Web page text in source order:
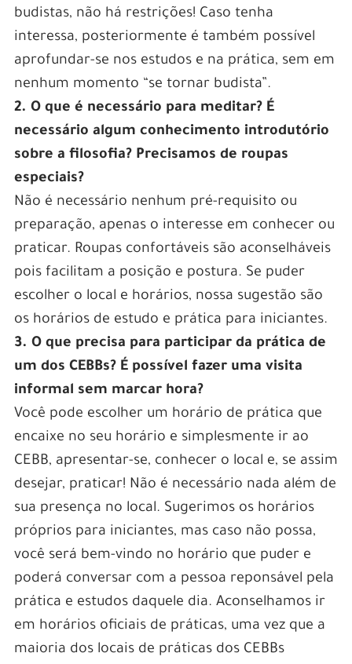
budistas, não há restrições! Caso tenha
interessa, posteriormente é também possível
aprofundar-se nos estudos e na prática, sem em
nenhum momento “se tornar budista”.
2. O que é necessário para meditar? É
necessário algum conhecimento introdutório
sobre a filosofia? Precisamos de roupas
especiais?
Não é necessário nenhum pré-requisito ou
preparação, apenas o interesse em conhecer ou
praticar. Roupas confortáveis são aconselháveis
pois facilitam a posição e postura. Se puder
escolher o local e horários, nossa sugestão são
os horários de estudo e prática para iniciantes.
3. O que precisa para participar da prática de
um dos CEBBs? É possível fazer uma visita
informal sem marcar hora?
Você pode escolher um horário de prática que
encaixe no seu horário e simplesmente ir ao
CEBB, apresentar-se, conhecer o local e, se assim
desejar, praticar! Não é necessário nada além de
sua presença no local. Sugerimos os horários
próprios para iniciantes, mas caso não possa,
você será bem-vindo no horário que puder e
poderá conversar com a pessoa reponsável pela
prática e estudos daquele dia. Aconselhamos ir
em horários oficiais de práticas, uma vez que a
maioria dos locais de práticas dos CEBBs